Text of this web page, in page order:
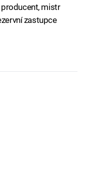
producent, mistr
zastupce